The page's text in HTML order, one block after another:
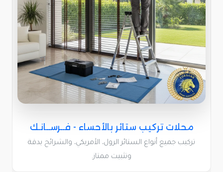
محلات تركيب ستائر بالأحساء - فــرســانـك
تركيب جميع أنواع الستائر الرول، الأمريكي، والشرائح بدقة
وتثبيت ممتاز.